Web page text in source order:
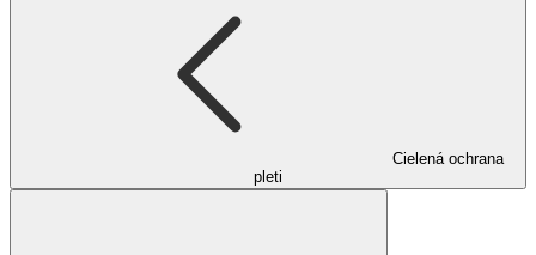
Cielená ochrana
pleti